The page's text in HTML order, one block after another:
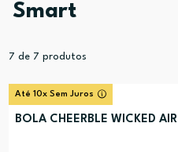
Smart
7 de 7 produtos
Até 10x Sem Juros
BOLA CHEERBLE WICKED AIR